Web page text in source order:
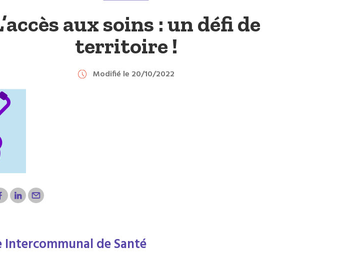
aux soins : un défi de
territoire !
Modifié le 20/10/2022
Intercommunal de Santé